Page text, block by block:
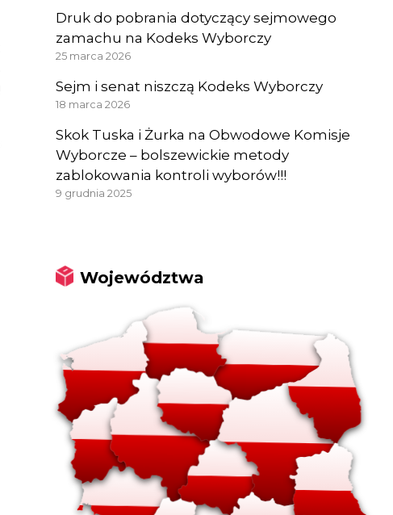
Druk do pobrania dotyczący sejmowego
zamachu na Kodeks Wyborczy
25 marca 2026
Sejm i senat niszczą Kodeks Wyborczy
18 marca 2026
Skok Tuska i Żurka na Obwodowe Komisje
Wyborcze – bolszewickie metody
zablokowania kontroli wyborów!!!
9 grudnia 2025
Województwa